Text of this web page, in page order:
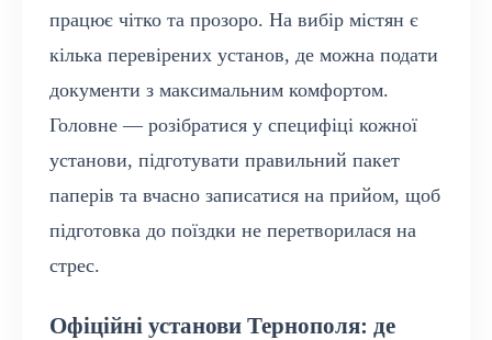
працює чітко та прозоро. На вибір містян є
кілька перевірених установ, де можна подати
документи з максимальним комфортом.
Головне — розібратися у специфіці кожної
установи, підготувати правильний пакет
паперів та вчасно записатися на прийом, щоб
підготовка до поїздки не перетворилася на
стрес.
Офіційні установи Тернополя: де